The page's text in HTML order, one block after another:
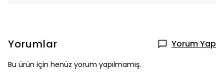
Yorumlar Yorum Yap
Bu ürün için henüz yorum yapılmamış.